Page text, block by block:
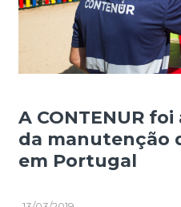
A CONTENUR
da manutenção
em Portugal